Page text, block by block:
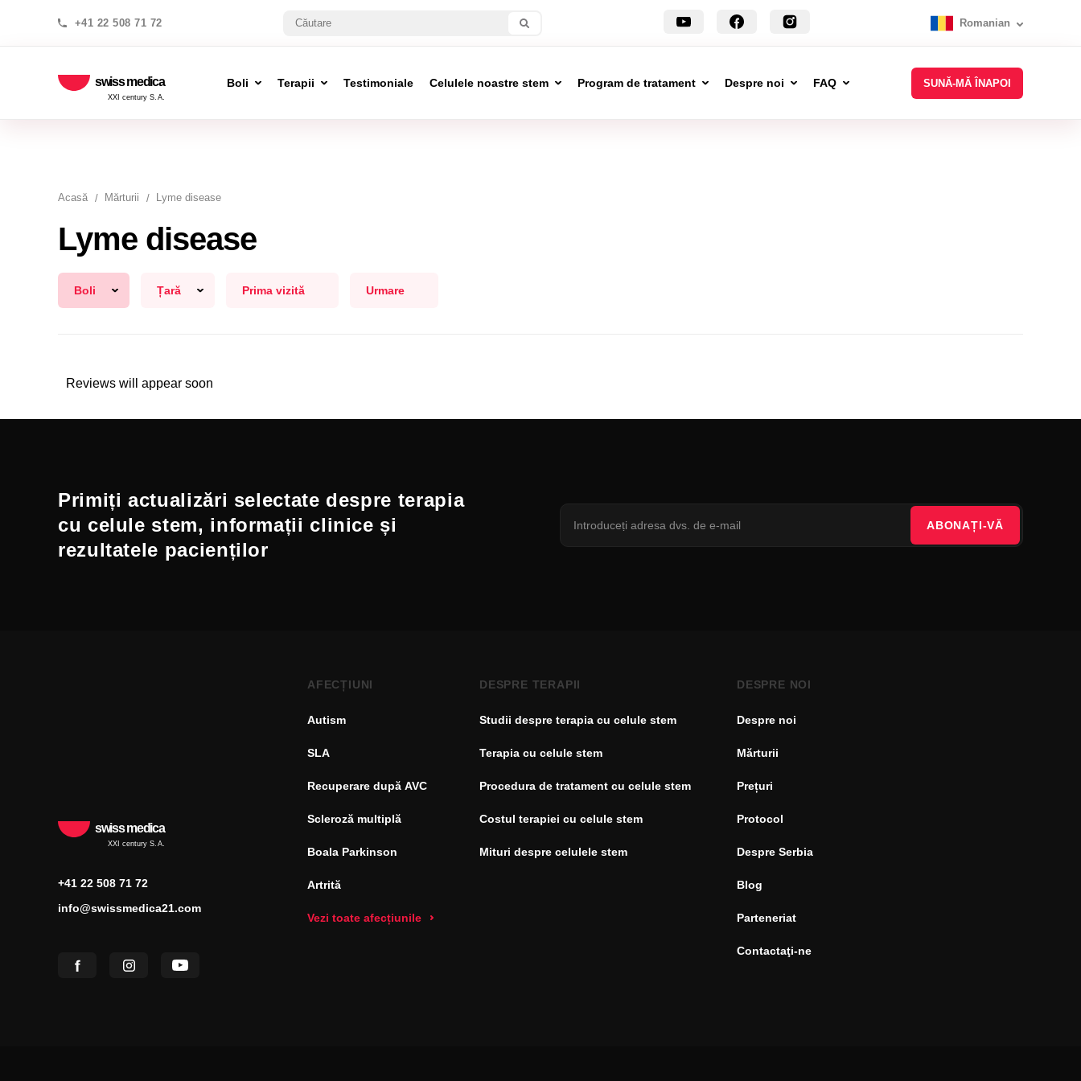
+41 22 508 71 72 Romanian
swiss medica
XXI century S.A.
Boli Terapii Testimoniale Celulele noastre stem Program de tratament Despre noi FAQ SUNĂ-MĂ ÎNAPOI
Acasă Mărturii Lyme disease
Lyme disease
Boli Țară Prima vizită Urmare
Reviews will appear soon
Primiți actualizări selectate despre terapia
cu celule stem, informații clinice și
rezultatele pacienților
ABONAȚI-VĂ
swiss medica
XXI century S.A.
+41 22 508 71 72
info@swissmedica21.com
AFECȚIUNI
Autism
SLA
Recuperare după AVC
Scleroză multiplă
Boala Parkinson
Artrită
Vezi toate afecțiunile
DESPRE TERAPII
Studii despre terapia cu celule stem
Terapia cu celule stem
Procedura de tratament cu celule stem
Costul terapiei cu celule stem
Mituri despre celulele stem
DESPRE NOI
Despre noi
Mărturii
Prețuri
Protocol
Despre Serbia
Blog
Parteneriat
Contactaţi-ne